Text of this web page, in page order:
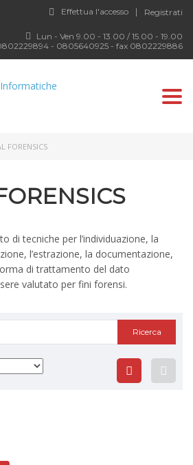
Effettua l'accesso Registrati
Lun - Ven 9.00 - 13.00 / 15.00 - 19.00
- 0805640925 - fax 0802229886
FORENSICS
di tecniche per l’individuazione, la
l’estrazione, la documentazione,
di trattamento del dato
valutato per fini forensi.